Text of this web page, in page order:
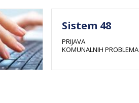
Sistem 48
PRIJAVA
KOMUNALNIH PROBLEMA